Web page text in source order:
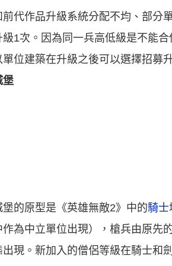
前代作品升級系統分配不均、部分
級1次。因為同一兵高低級是不能
單位建築在升級之後可以選擇招募
堡
堡的原型是《英雄無敵2》中的騎士
作為中立單位出現），槍兵由原先
出現。新加入的僧侶等級在騎士和